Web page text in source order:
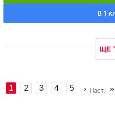
В 1
ЩЕ
1 2 3 4 5 Наст.